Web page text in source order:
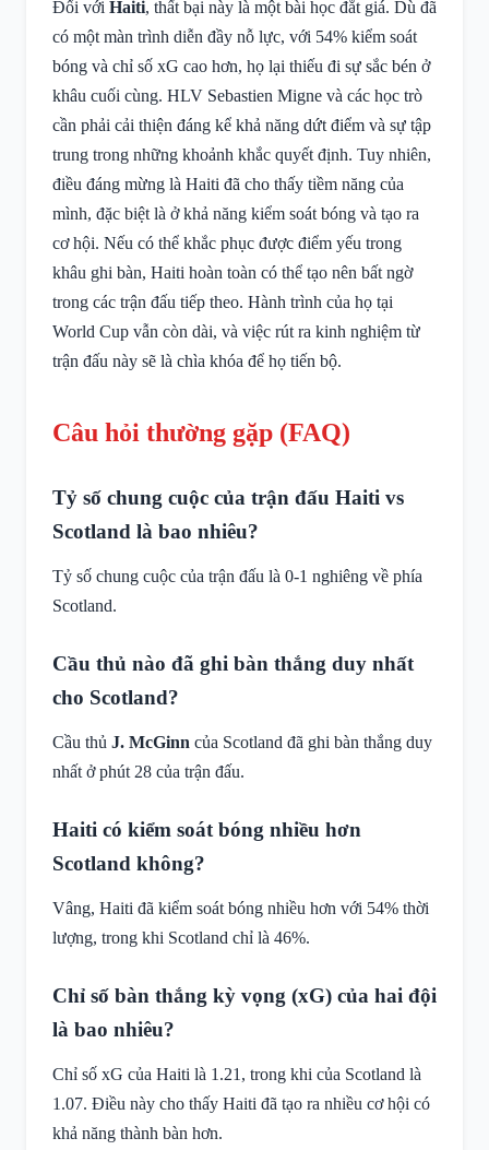
Đối với Haiti, thất bại này là một bài học đắt giá. Dù đã
có một màn trình diễn đầy nỗ lực, với 54% kiểm soát
bóng và chỉ số xG cao hơn, họ lại thiếu đi sự sắc bén ở
khâu cuối cùng. HLV Sebastien Migne và các học trò
cần phải cải thiện đáng kể khả năng dứt điểm và sự tập
trung trong những khoảnh khắc quyết định. Tuy nhiên,
điều đáng mừng là Haiti đã cho thấy tiềm năng của
mình, đặc biệt là ở khả năng kiểm soát bóng và tạo ra
cơ hội. Nếu có thể khắc phục được điểm yếu trong
khâu ghi bàn, Haiti hoàn toàn có thể tạo nên bất ngờ
trong các trận đấu tiếp theo. Hành trình của họ tại
World Cup vẫn còn dài, và việc rút ra kinh nghiệm từ
trận đấu này sẽ là chìa khóa để họ tiến bộ.
Câu hỏi thường gặp (FAQ)
Tỷ số chung cuộc của trận đấu Haiti vs
Scotland là bao nhiêu?
Tỷ số chung cuộc của trận đấu là 0-1 nghiêng về phía
Scotland.
Cầu thủ nào đã ghi bàn thắng duy nhất
cho Scotland?
Cầu thủ J. McGinn của Scotland đã ghi bàn thắng duy
nhất ở phút 28 của trận đấu.
Haiti có kiểm soát bóng nhiều hơn
Scotland không?
Vâng, Haiti đã kiểm soát bóng nhiều hơn với 54% thời
lượng, trong khi Scotland chỉ là 46%.
Chỉ số bàn thắng kỳ vọng (xG) của hai đội
là bao nhiêu?
Chỉ số xG của Haiti là 1.21, trong khi của Scotland là
1.07. Điều này cho thấy Haiti đã tạo ra nhiều cơ hội có
khả năng thành bàn hơn.